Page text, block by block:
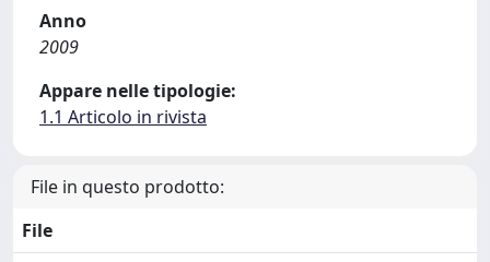
Anno
2009
Appare nelle tipologie:
1.1 Articolo in rivista
File in questo prodotto:
File